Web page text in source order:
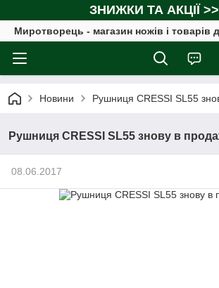
ЗНИЖКИ ТА АКЦІЇ
Миротворець - магазин ножів і товарів
Новини Рушниця CRESSI SL55
Рушниця CRESSI SL55 знову в
08.06.2017